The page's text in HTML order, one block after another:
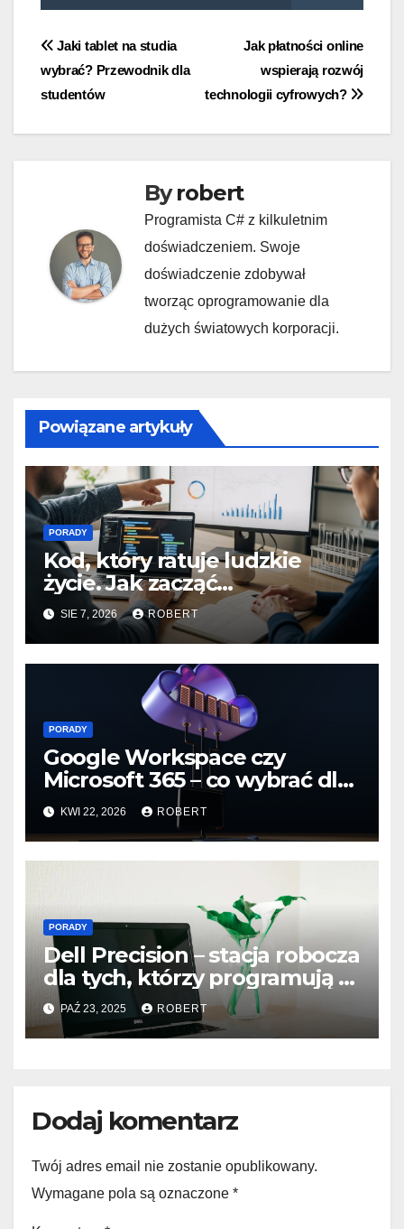
Nawigacja
wpisu
Jak płatności online
wspierają rozwój
technologii cyfrowych?
Jaki tablet na studia
wybrać? Przewodnik dla
studentów
Byrobert
Programista C# z kilkuletnim
doświadczeniem. Swoje
doświadczenie zdobywał
tworząc oprogramowanie dla
dużych światowych korporacji.
Powiązane artykuły
PORADY
Kod, który ratuje ludzkie
życie. Jak zacząć
programować dla branży life
sciences?
SIE 7, 2026 ROBERT
PORADY
Google Workspace czy
Microsoft 365 – co wybrać dla
małej firmy
KWI 22, 2026 ROBERT
PORADY
Dell Precision – stacja robocza
dla tych, którzy programują z
pasją
PAŹ 23, 2025 ROBERT
Dodaj komentarz
Twój adres email nie zostanie opublikowany.
Wymagane pola są oznaczone *